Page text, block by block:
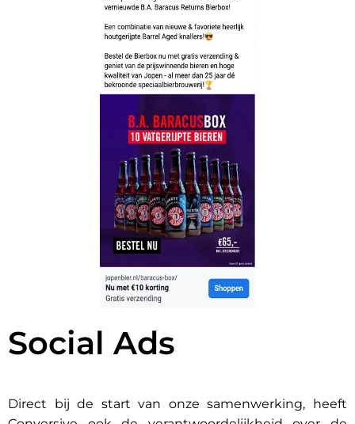
Social Ads
Direct bij de start van onze samenwerking, heeft